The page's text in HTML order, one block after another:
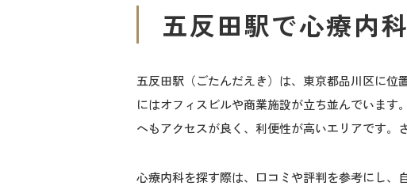
五反田駅で心療内
五反田駅（ごたんだえき）は、東京都品川区に
にはオフィスビルや商業施設が立ち並んでいま
へもアクセスが良く、利便性が高いエリアです。
心療内科を探す際は、口コミや評判を参考にし